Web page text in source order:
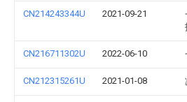
CN214243344U 2021-09-21
CN216711302U 2022-06-10
CN212315261U 2021-01-08